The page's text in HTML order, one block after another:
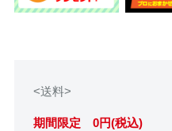
<送料>
期間限定 0円(税込)